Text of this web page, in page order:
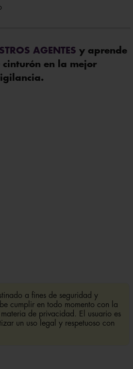
AGENTES y aprende
en la mejor
a fines de seguridad y
cumplir en todo momento con la
de privacidad. El usuario es
un uso legal y respetuoso con